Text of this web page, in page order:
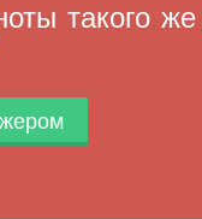
такого же